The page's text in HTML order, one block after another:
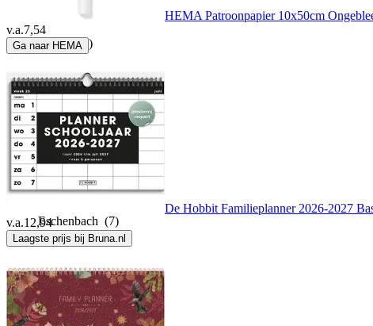
Dream(1)
Eberhard Faber (1)
Edsyn(1)
Emoji(1)
Eschenbach (7)
Esselte(3)
Eurolite(1)
HEMA Patroonpapier 10x50cm
v.a.7,54
Ga naar HEMA
De Hobbit Familieplanner 2026-2027
v.a.12,94
Laagste prijs bij Bruna.nl